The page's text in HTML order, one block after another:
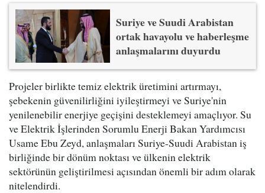
Suriye ve Suudi Arabistan
ortak havayolu ve haberleşme
anlaşmalarını duyurdu
Projeler birlikte temiz elektrik üretimini artırmayı,
şebekenin güvenilirliğini iyileştirmeyi ve Suriye'nin
yenilenebilir enerjiye geçişini desteklemeyi amaçlıyor. Su
ve Elektrik İşlerinden Sorumlu Enerji Bakan Yardımcısı
Usame Ebu Zeyd, anlaşmaları Suriye-Suudi Arabistan iş
birliğinde bir dönüm noktası ve ülkenin elektrik
sektörünün geliştirilmesi açısından önemli bir adım olarak
nitelendirdi.